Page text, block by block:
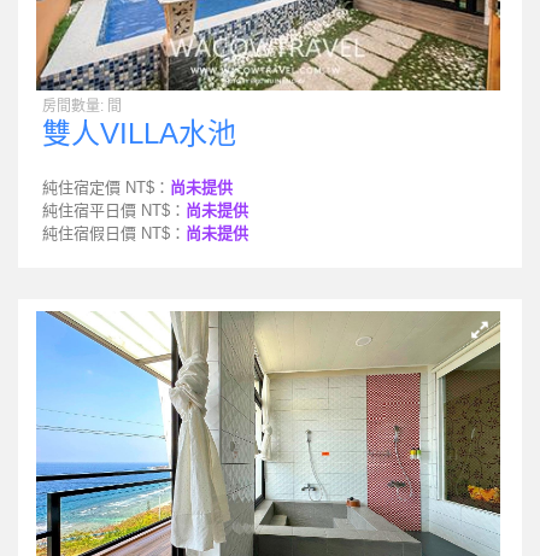
房間數量: 間
雙人VILLA水池
純住宿定價 NT$： 尚未提供
純住宿平日價 NT$： 尚未提供
純住宿假日價 NT$： 尚未提供